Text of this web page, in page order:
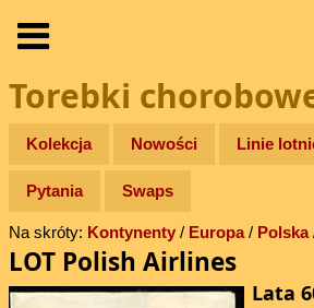
Torebki
Kolekcja Nowości Linie
Pytania Swaps
Na skróty: Kontynenty/ Europa/ Polska
LOT Polish Airlines
Lata